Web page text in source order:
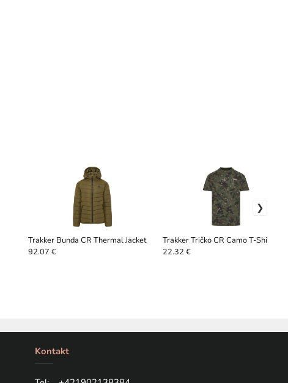
Trakker Bunda CR Thermal Jacket
92.07 €
Trakker Tričko CR Camo T-Shirt
22.32 €
Kontakt